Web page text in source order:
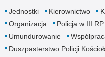
Jednostki Kierownictwo
Organizacja
Policja w III RP
Umundurowanie
Duszpasterstwo Policji